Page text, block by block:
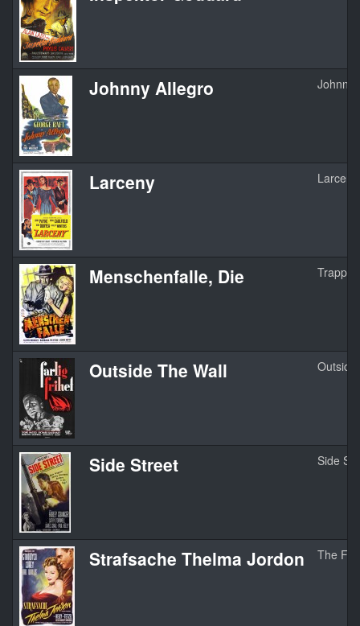
Johnny Allegro Johnny
Larceny Larceny
Menschenfalle, Die Trapped
Outside The Wall Outside
Side Street Side
Strafsache Thelma Jordon The